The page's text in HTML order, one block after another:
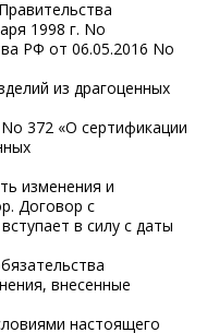
1998 г. No
РФ от 06.05.2016 No
из драгоценных
372 «О сертификации
изменения и
Договор с
в силу с даты
внесенные
настоящего